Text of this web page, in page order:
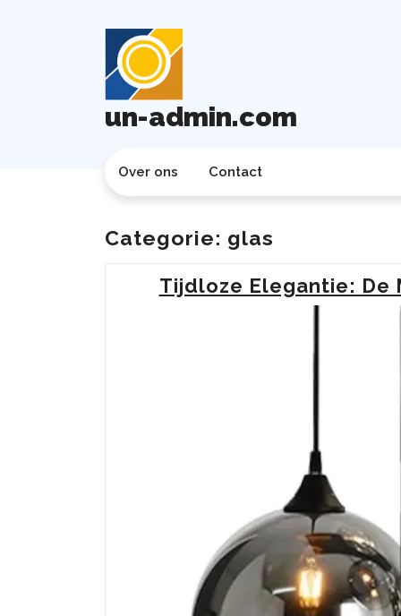
un-admin.com
Over ons Contact
Categorie: glas
Tijdloze Elegantie: De